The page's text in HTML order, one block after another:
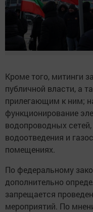
Кроме того, митинги
публичной власти, а
прилегающим к ним;
функционирование
водопроводных
водоотведения и
помещениях.
По федеральному
дополнительно
запрещается
мероприятий. По